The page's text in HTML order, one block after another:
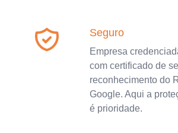
Seguro
Empresa
com certificado de
reconhecimento do
Google. Aqui a
é prioridade.